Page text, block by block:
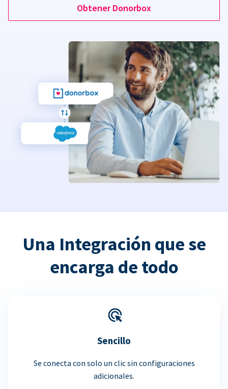
Obtener Donorbox
Una Integración que se
encarga de todo
Sencillo
Se conecta con solo un clic sin configuraciones
adicionales.